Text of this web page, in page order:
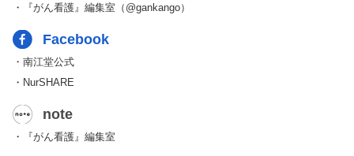
・『がん看護』編集室（@gankango）
Facebook
・南江堂公式
・NurSHARE
note
・『がん看護』編集室